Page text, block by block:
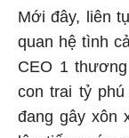
Mới đây, liên
quan hệ tình
CEO 1
con trai tỷ
đang gây xôn